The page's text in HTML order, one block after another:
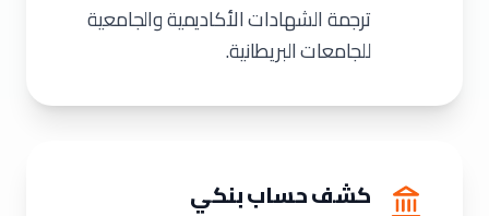
ترجمة الشهادات الأكاديمية والجامعية
للجامعات البريطانية.
كشف حساب بنكي